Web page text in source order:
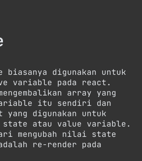
biasanya digunakan untuk
variable pada react.
array yang
itu sendiri dan
digunakan untuk
state atau value variable.
mengubah nilai state
re-render pada